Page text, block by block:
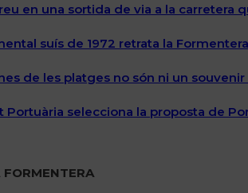
en una sortida de via a la carretera
suís de 1972 retrata la
de les platges no són ni un
Portuària selecciona la proposta de
FORMENTERA